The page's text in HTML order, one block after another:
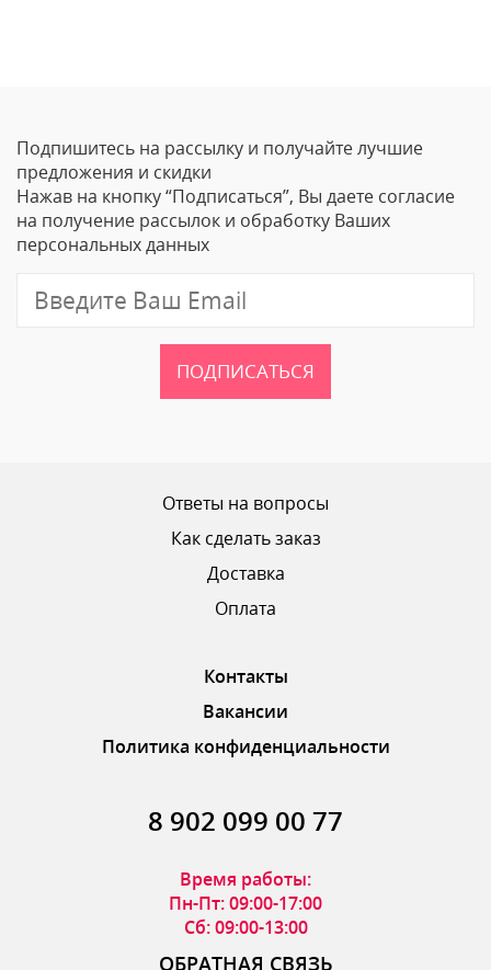
Ваше Имя
Email
ОТПРАВИТЬ ОТЗЫВ
Подпишитесь на рассылку и получайте лучшие
предложения и скидки
Нажав на кнопку “Подписаться”, Вы даете согласие
на получение рассылок и обработку Ваших
персональных данных
ПОДПИСАТЬСЯ
Ответы на вопросы
Как сделать заказ
Доставка
Оплата
Контакты
Вакансии
Политика конфиденциальности
8 902 099 00 77
Время работы:
Пн-Пт: 09:00-17:00
Сб: 09:00-13:00
ОБРАТНАЯ СВЯЗЬ